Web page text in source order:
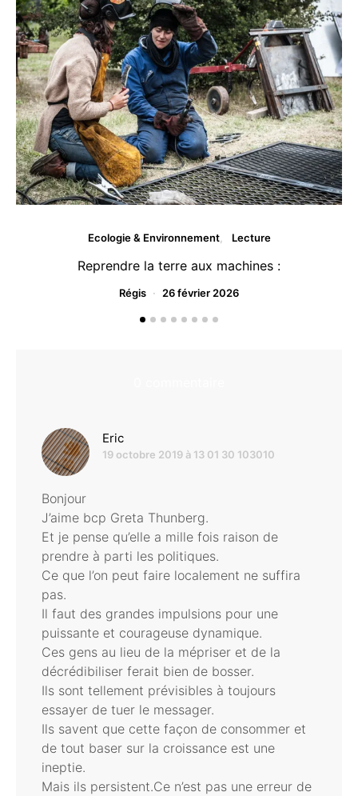
Ecologie & Environnement Lecture
Reprendre la terre aux machines :
Régis 26 février 2026
Eric
19 octobre 2019 à 13 01 30 103010
Bonjour
J’aime bcp Greta Thunberg.
Et je pense qu’elle a mille fois raison de
prendre à parti les politiques.
Ce que l’on peut faire localement ne suffira
pas.
Il faut des grandes impulsions pour une
puissante et courageuse dynamique.
Ces gens au lieu de la mépriser et de la
décrédibiliser ferait bien de bosser.
Ils sont tellement prévisibles à toujours
essayer de tuer le messager.
Ils savent que cette façon de consommer et
de tout baser sur la croissance est une
ineptie.
Mais ils persistent.Ce n’est pas une erreur de